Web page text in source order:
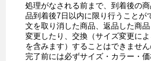
処理がなされる前まで、到着後の
品到着後7日以内に限り行うことが
文を取り消した商品、返品した商
変更したり、交換（サイズ変更に
を含みます）することはできませ
完了前には必ずサイズ・カラー・